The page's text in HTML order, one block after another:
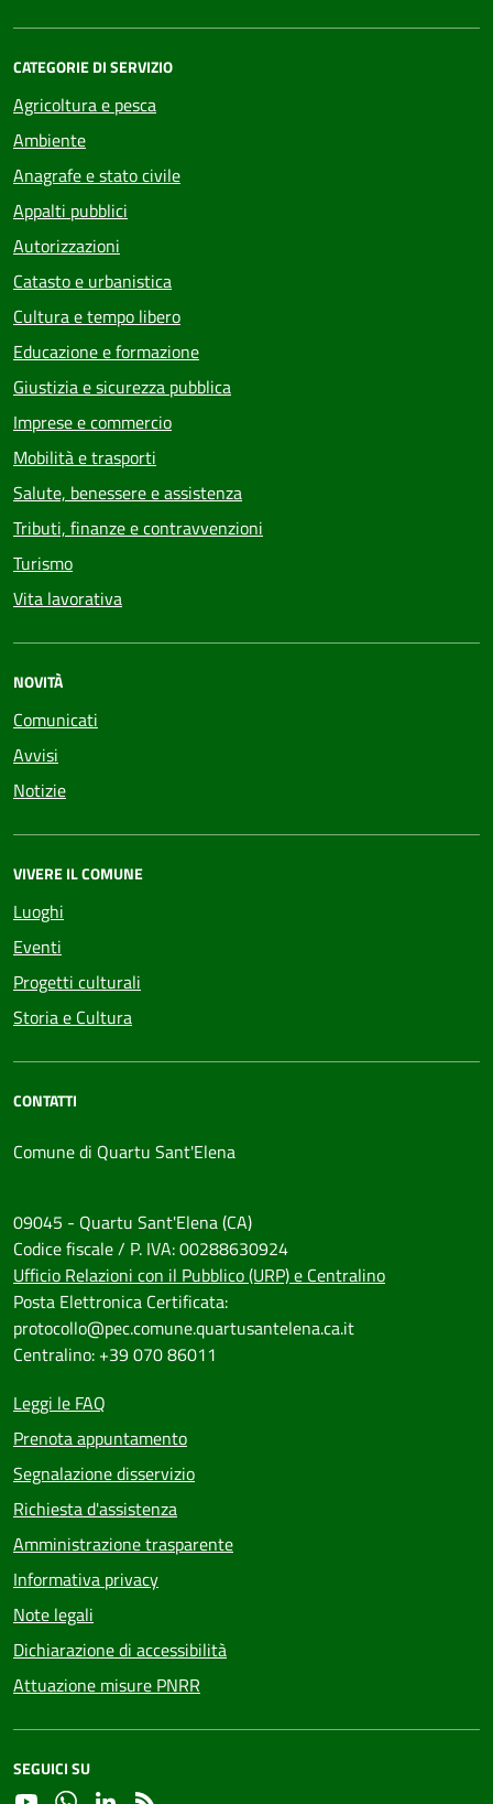
CATEGORIE DI SERVIZIO
Agricoltura e pesca
Ambiente
Anagrafe e stato civile
Appalti pubblici
Autorizzazioni
Catasto e urbanistica
Cultura e tempo libero
Educazione e formazione
Giustizia e sicurezza pubblica
Imprese e commercio
Mobilità e trasporti
Salute, benessere e assistenza
Tributi, finanze e contravvenzioni
Turismo
Vita lavorativa
NOVITÀ
Comunicati
Avvisi
Notizie
VIVERE IL COMUNE
Luoghi
Eventi
Progetti culturali
Storia e Cultura
CONTATTI
Comune di Quartu Sant'Elena
09045 - Quartu Sant'Elena (CA)
Codice fiscale / P. IVA: 00288630924
Ufficio Relazioni con il Pubblico (URP) e Centralino
Posta Elettronica Certificata:
protocollo@pec.comune.quartusantelena.ca.it
Centralino: +39 070 86011
Leggi le FAQ
Prenota appuntamento
Segnalazione disservizio
Richiesta d'assistenza
Amministrazione trasparente
Informativa privacy
Note legali
Dichiarazione di accessibilità
Attuazione misure PNRR
SEGUICI SU